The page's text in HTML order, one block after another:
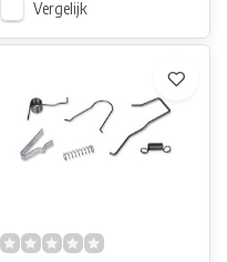
Vergelijk